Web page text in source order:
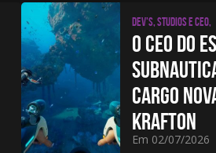
Dev's, studios e CEO,
O CEO DO
CARGO
KRAFTON
Em 02/07/2026